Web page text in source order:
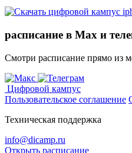
расписание в Max и
Смотри расписание прямо из
Цифровой кампус
Пользовательское соглашение
Техническая поддержка
info@dicamp.ru
Открыть расписание